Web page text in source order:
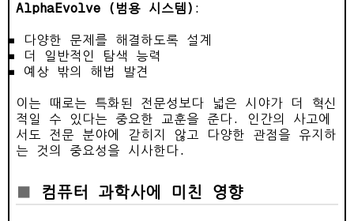
AlphaEvolve (범용 시스템) :
다양한 문제를 해결하도록 설계
더 일반적인 탐색 능력
예상 밖의 해법 발견
이는 때로는 특화된 전문성보다 넓은 시야가 더 혁신
적일 수 있다는 중요한 교훈을 준다. 인간의 사고에
서도 전문 분야에 갇히지 않고 다양한 관점을 유지하
는 것의 중요성을 시사한다.
컴퓨터 과학사에 미친 영향